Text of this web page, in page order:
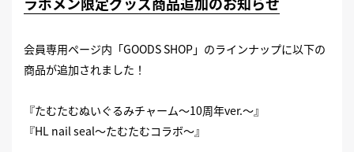
会員専用ページ内「GOODS SHOP」のラインナップに以下の
商品が追加されました！
『たむたむぬいぐるみチャーム～10周年ver.～』
『HL nail seal～たむたむコラボ～』